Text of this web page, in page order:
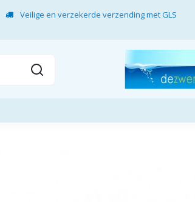
Veilige en verzekerde verzending met GLS